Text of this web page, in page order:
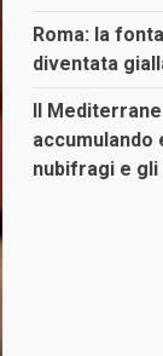
Roma: la
diventata
Il
accumulando
nubifragi e